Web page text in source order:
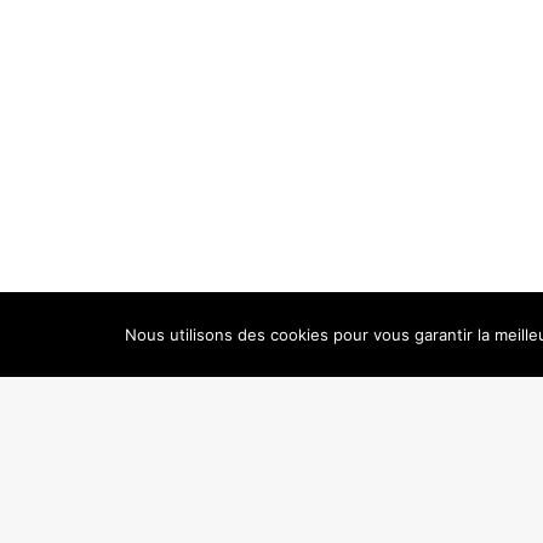
2018 © Calandreta de Carcassonne | 3 Chemin Dieudonné
Nous utilisons des cookies pour vous garantir la